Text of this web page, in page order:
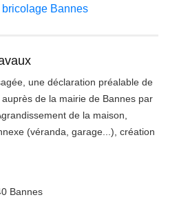
Bannes
une déclaration préalable de
de la mairie de Bannes par
de la maison,
(véranda, garage...), création
Bannes